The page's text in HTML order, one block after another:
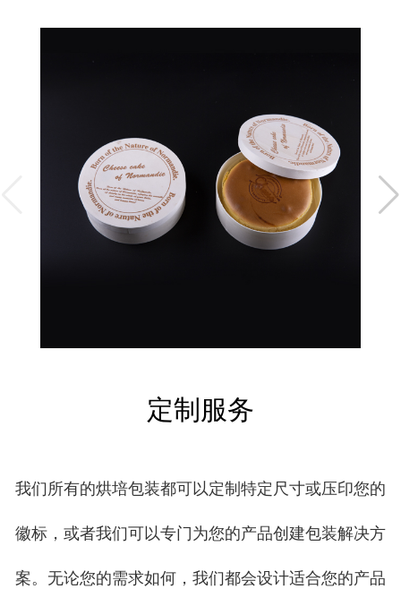
定制服务
我们所有的烘培包装都可以定制特定尺寸或压印您的
徽标，或者我们可以专门为您的产品创建包装解决方
案。无论您的需求如何，我们都会设计适合您的产品